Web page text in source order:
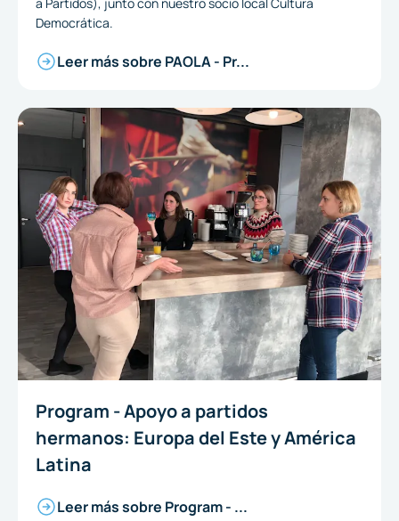
Democrática.
Leer más sobre PAOLA - Pr...
Program - Apoyo a partidos
hermanos: Europa del Este y América
Latina
Leer más sobre Program - ...